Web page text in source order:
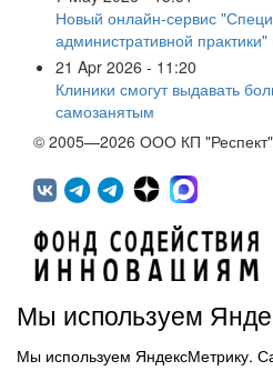
Новый онлайн-сервис
административной
21 Apr 2026 - 11:20
Клиники смогут выдавать
самозанятым
© 2005—2026 ООО КП "Респект"
450071, г.Уфа, ул. 50 лет
Мы используем
Мы используем ЯндексМетрику.